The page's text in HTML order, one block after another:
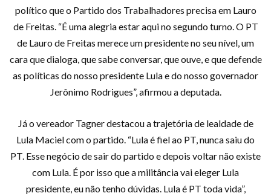
político que o Partido dos Trabalhadores precisa em Lauro
de Freitas. “É uma alegria estar aqui no segundo turno. O PT
de Lauro de Freitas merece um presidente no seu nível, um
cara que dialoga, que sabe conversar, que ouve, e que defende
as políticas do nosso presidente Lula e do nosso governador
Jerônimo Rodrigues”, afirmou a deputada.
Já o vereador Tagner destacou a trajetória de lealdade de
Lula Maciel com o partido. “Lula é fiel ao PT, nunca saiu do
PT. Esse negócio de sair do partido e depois voltar não existe
com Lula. É por isso que a militância vai eleger Lula
presidente, eu não tenho dúvidas. Lula é PT toda vida”,